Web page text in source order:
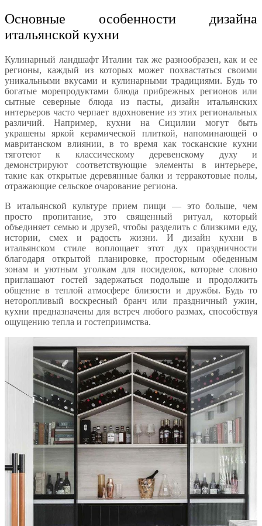
Основные особенности дизайна
итальянской кухни
Кулинарный ландшафт Италии так же разнообразен, как и ее
регионы, каждый из которых может похвастаться своими
уникальными вкусами и кулинарными традициями. Будь то
богатые морепродуктами блюда прибрежных регионов или
сытные северные блюда из пасты, дизайн итальянских
интерьеров часто черпает вдохновение из этих региональных
различий. Например, кухни на Сицилии могут быть
украшены яркой керамической плиткой, напоминающей о
мавританском влиянии, в то время как тосканские кухни
тяготеют к классическому деревенскому духу и
демонстрируют соответствующие элементы в интерьере,
такие как открытые деревянные балки и терракотовые полы,
отражающие сельское очарование региона.
В итальянской культуре прием пищи — это больше, чем
просто пропитание, это священный ритуал, который
объединяет семью и друзей, чтобы разделить с близкими еду,
истории, смех и радость жизни. И дизайн кухни в
итальянском стиле воплощает этот дух праздничности
благодаря открытой планировке, просторным обеденным
зонам и уютным уголкам для посиделок, которые словно
приглашают гостей задержаться подольше и продолжить
общение в теплой атмосфере близости и дружбы. Будь то
неторопливый воскресный бранч или праздничный ужин,
кухни предназначены для встреч любого размах, способствуя
ощущению тепла и гостеприимства.